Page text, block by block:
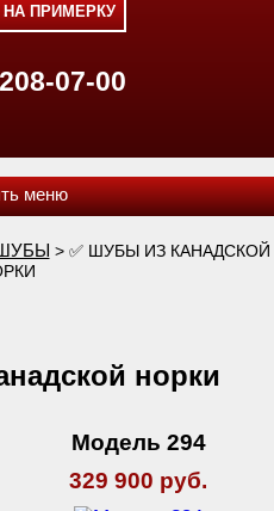
.
07-00
> ✅ ШУБЫ ИЗ КАНАДСКОЙ
норки
Модель 294
329 900 руб.